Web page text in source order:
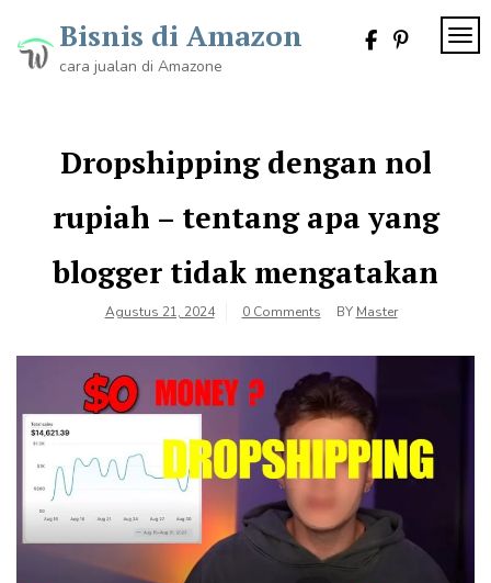
content
Bisnis di Amazon
cara jualan di Amazone
Dropshipping dengan nol
rupiah – tentang apa yang
blogger tidak mengatakan
Agustus 21, 2024 0 Comments BY Master